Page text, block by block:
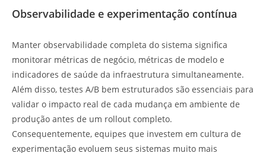
Observabilidade e experimentação contínua
Manter observabilidade completa do sistema significa
monitorar métricas de negócio, métricas de modelo e
indicadores de saúde da infraestrutura simultaneamente.
Além disso, testes A/B bem estruturados são essenciais para
validar o impacto real de cada mudança em ambiente de
produção antes de um rollout completo.
Consequentemente, equipes que investem em cultura de
experimentação evoluem seus sistemas muito mais